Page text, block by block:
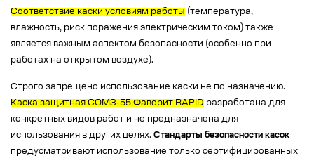
Соответствие каски условиям работы (температура,
влажность, риск поражения электрическим током) также
является важным аспектом безопасности (особенно при
работах на открытом воздухе).
Строго запрещено использование каски не по назначению.
Каска защитная СОМЗ-55 Фаворит RAPID разработана для
конкретных видов работ и не предназначена для
использования в других целях. Стандарты безопасности касок
предусматривают использование только сертифицированных